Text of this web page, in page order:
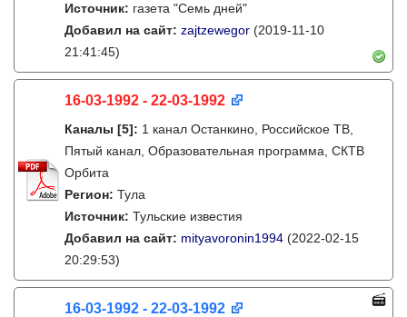
Источник: газета "Семь дней"
Добавил на сайт: zajtzewegor (2019-11-10
21:41:45)
16-03-1992 - 22-03-1992
Каналы [5]: 1 канал Останкино, Российское ТВ,
Пятый канал, Образовательная программа, СКТВ
Орбита
Регион: Тула
Источник: Тульские известия
Добавил на сайт: mityavoronin1994 (2022-02-15
20:29:53)
16-03-1992 - 22-03-1992